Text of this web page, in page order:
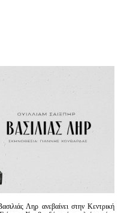
Ληρ ανεβαίνει στην Κεντρική